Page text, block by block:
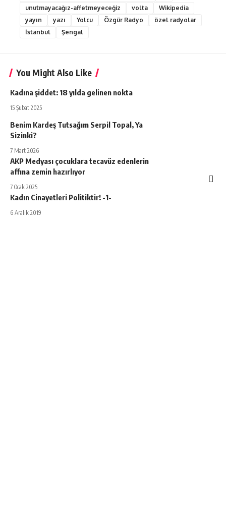
unutmayacağız-affetmeyeceğiz
volta
Wikipedia
yayın
yazı Yolcu Özgür Radyo
özel radyolar
İstanbul
Şengal
You Might Also Like
Kadına şiddet: 18 yılda gelinen nokta
15 Şubat 2025
Benim Kardeş Tutsağım Serpil Topal, Ya
Sizinki?
7 Mart 2026
AKP Medyası çocuklara tecavüz edenlerin
affına zemin hazırlıyor
7 Ocak 2025
Kadın Cinayetleri Politiktir! -1-
6 Aralık 2019